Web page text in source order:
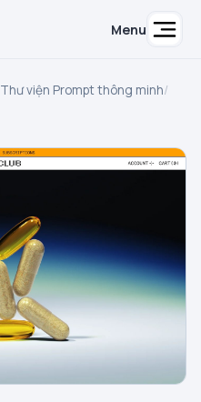
Menu
viện Prompt thông minh/